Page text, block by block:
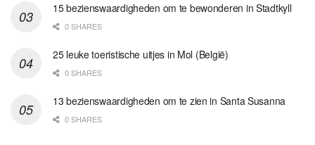
15 bezienswaardigheden om te bewonderen in Stadtkyll
0 SHARES
25 leuke toeristische uitjes in Mol (België)
0 SHARES
13 bezienswaardigheden om te zien in Santa Susanna
0 SHARES